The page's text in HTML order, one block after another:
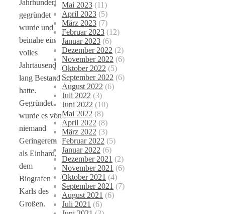
Jahrhundert
gegründet
wurde und
beinahe ein
volles
Jahrtausend
lang Bestand
hatte.
Gegründet
wurde es von
niemand
Geringerem
als Einhard,
dem
Biografen
Karls des
Großen.
Mai 2023 (11)
April 2023 (5)
März 2023 (7)
Februar 2023 (12)
Januar 2023 (6)
Dezember 2022 (2)
November 2022 (6)
Oktober 2022 (5)
September 2022 (6)
August 2022 (6)
Juli 2022 (3)
Juni 2022 (10)
Mai 2022 (8)
April 2022 (8)
März 2022 (3)
Februar 2022 (5)
Januar 2022 (6)
Dezember 2021 (2)
November 2021 (6)
Oktober 2021 (4)
September 2021 (7)
August 2021 (6)
Juli 2021 (6)